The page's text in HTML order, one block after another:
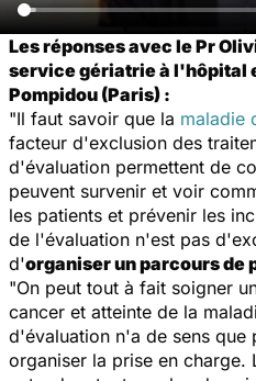
Les réponses avec le Pr
service gériatrie à l'hôpital
Pompidou (Paris) :
"Il faut savoir que la maladie
facteur d'exclusion des
d'évaluation permettent de
peuvent survenir et voir
les patients et prévenir les
de l'évaluation n'est pas
d'organiser un parcours de
"On peut tout à fait soigner
cancer et atteinte de la
d'évaluation n'a de sens que
organiser la prise en charge.